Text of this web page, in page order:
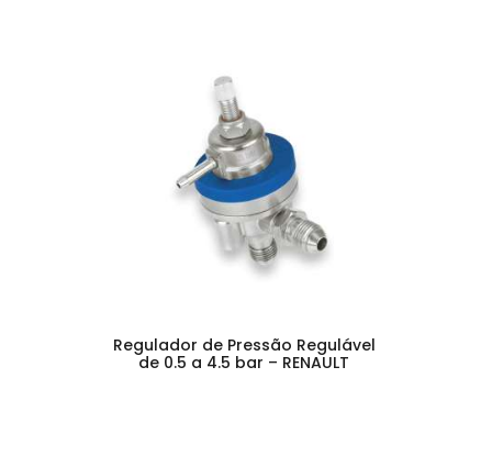
Regulador de Pressão Regulável
de 0.5 a 4.5 bar – RENAULT